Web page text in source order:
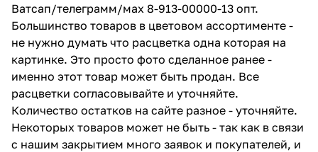
Ватсап/телеграмм/мах 8-913-00000-13 опт.
Большинство товаров в цветовом ассортименте -
не нужно думать что расцветка одна которая на
картинке. Это просто фото сделанное ранее -
именно этот товар может быть продан. Все
расцветки согласовывайте и уточняйте.
Количество остатков на сайте разное - уточняйте.
Некоторых товаров может не быть - так как в связи
с нашим закрытием много заявок и покупателей, и